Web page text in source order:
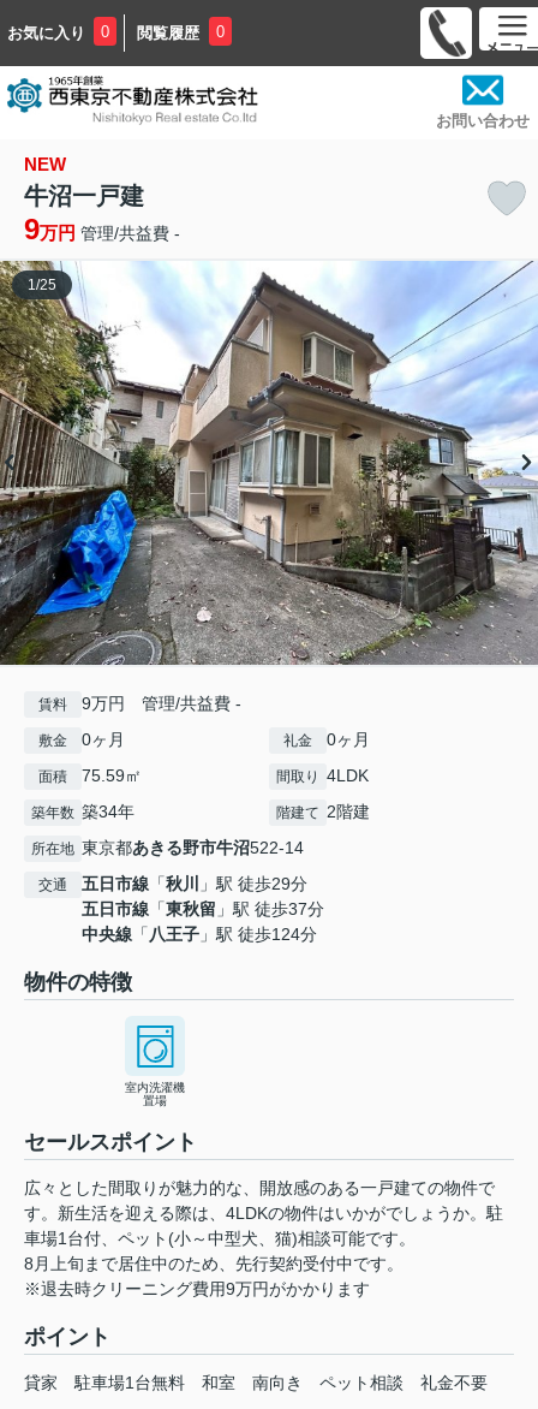
お気に入り 0 閲覧履歴 0
お問い合わせ
NEW
牛沼一戸建
9万円 管理/共益費 -
1 /25
賃料 9万円 管理/共益費 -
敷金 0ヶ月 礼金 0ヶ月
面積 75.59㎡ 間取り 4LDK
築年数 築34年 階建て 2階建
所在地 東京都あきる野市牛沼522-14
交通 五日市線 「秋川
」駅 徒歩29分
五日市線 「東秋留 」駅 徒歩37分
中央線 「八王子 」駅 徒歩124分
物件の特徴
室内洗濯機
置場
セールスポイント
広々とした間取りが魅力的な、開放感のある一戸建ての物件で
す。新生活を迎える際は、4LDKの物件はいかがでしょうか。駐
車場1台付、ペット(小～中型犬、猫)相談可能です。
8月上旬まで居住中のため、先行契約受付中です。
※退去時クリーニング費用9万円がかかります
ポイント
貸家 駐車場1台無料 和室 南向き ペット相談 礼金不要